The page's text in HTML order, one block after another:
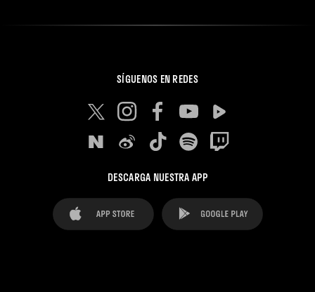
SÍGUENOS EN REDES
DESCARGA NUESTRA APP